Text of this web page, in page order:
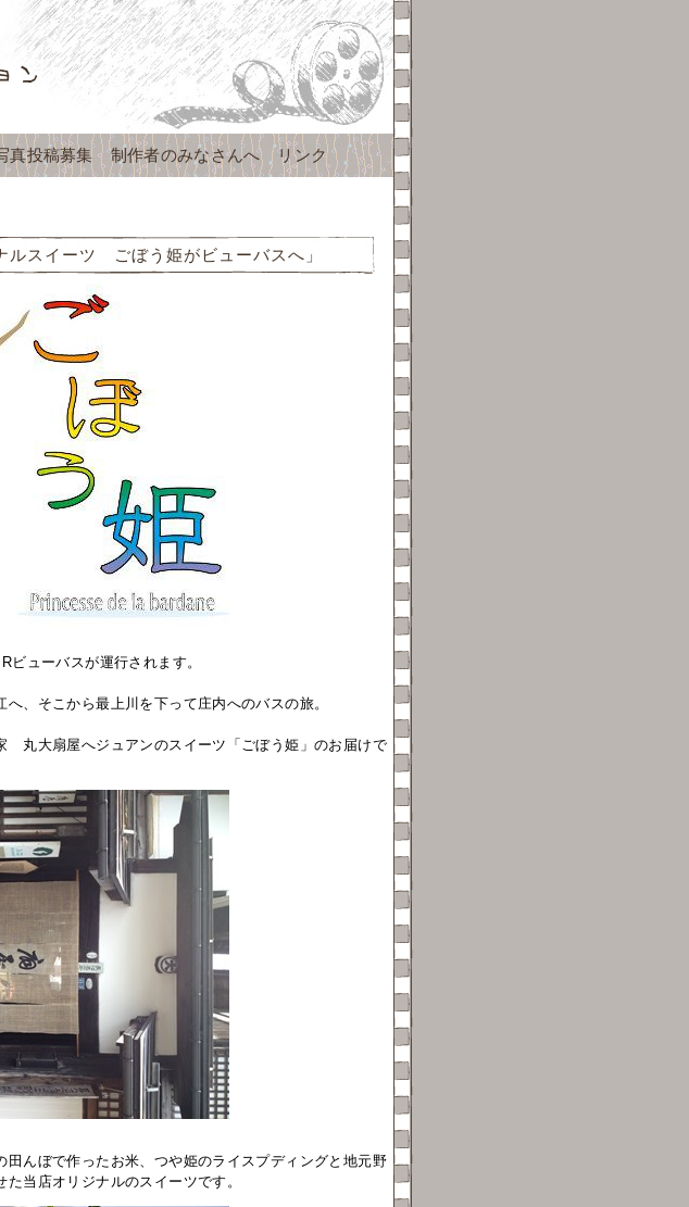
真投稿募集 制作者のみなさんへ リンク
ルスイーツ ごぼう姫がビューバスへ」
ューバスが運行されます。
そこから最上川を下って庄内へのバスの旅。
丸大扇屋へジュアンのスイーツ「ごぼう姫」のお届けで
田んぼで作ったお米、つや姫のライスプディングと地元野
当店オリジナルのスイーツです。